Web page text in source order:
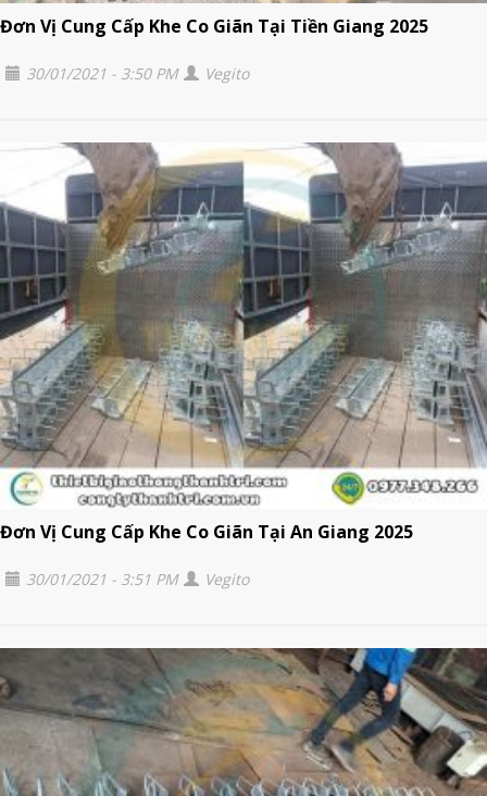
Đơn Vị Cung Cấp Khe Co Giãn Tại Tiền Giang 2025
30/01/2021 - 3:50 PM Vegito
Đơn Vị Cung Cấp Khe Co Giãn Tại An Giang 2025
30/01/2021 - 3:51 PM Vegito